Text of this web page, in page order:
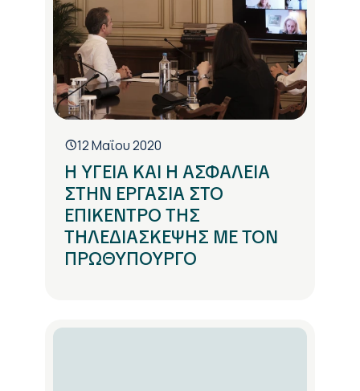
12 Μαΐου 2020
Η ΥΓΕΙΑ ΚΑΙ Η ΑΣΦΑΛΕΙΑ
ΣΤΗΝ ΕΡΓΑΣΙΑ ΣΤΟ
ΕΠΙΚΕΝΤΡΟ ΤΗΣ
ΤΗΛΕΔΙΑΣΚΕΨΗΣ ΜΕ ΤΟΝ
ΠΡΩΘΥΠΟΥΡΓΟ